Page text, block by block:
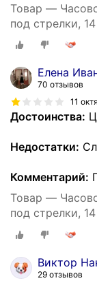
Товар —
под стрелки,
Елена
70 отзывов
11
Достоинства:
Недостатки:
Комментарий:
Товар —
под стрелки,
Виктор
29 отзывов